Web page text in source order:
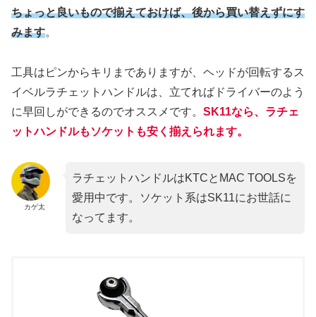
ちょっと良いもので揃えておけば、後から買い替えずにす
みます。
工具はピンからキリまでありますが、ヘッドが回転するス
イベルラチェットハンドルは、立てればドライバーのよう
に早回しができるのでオススメです。 SK11なら、ラチェ
ットハンドルもソケットも安く揃えられます。
カゲ太
ラチェットハンドルはKTCとMAC TOOLSを
愛用中です。ソケット系はSK11にお世話に
なってます。